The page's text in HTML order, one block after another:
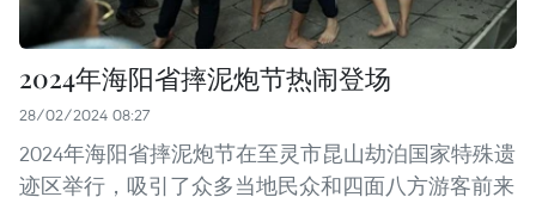
2024年海阳省摔泥炮节热闹登场
28/02/2024 08:27
2024年海阳省摔泥炮节在至灵市昆山劫泊国家特殊遗
迹区举行，吸引了众多当地民众和四面八方游客前来